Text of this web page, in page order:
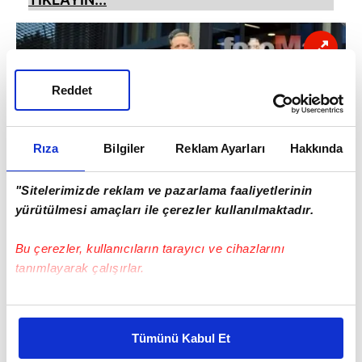
Rıza Bilgiler Reklam Ayarları Hakkında
"Sitelerimizde reklam ve pazarlama faaliyetlerinin
yürütülmesi amaçları ile çerezler kullanılmaktadır.
Bu çerezler, kullanıcıların tarayıcı ve cihazlarını
tanımlayarak çalışırlar.
Bu çerezlere izin vermeniz halinde sizlere özel
daha iyi reklam deneyimi yaşatabiliriz. Bunu yaparken
Tümünü Kabul Et
Reddet
Mukavelesinin feshi için başkan Göksel
Gümüşdağ'la görüşecek olan Medipol
turuncu lacivertli kulübü ikna ettikten sonra
Beşiktaş'a imza atacak.